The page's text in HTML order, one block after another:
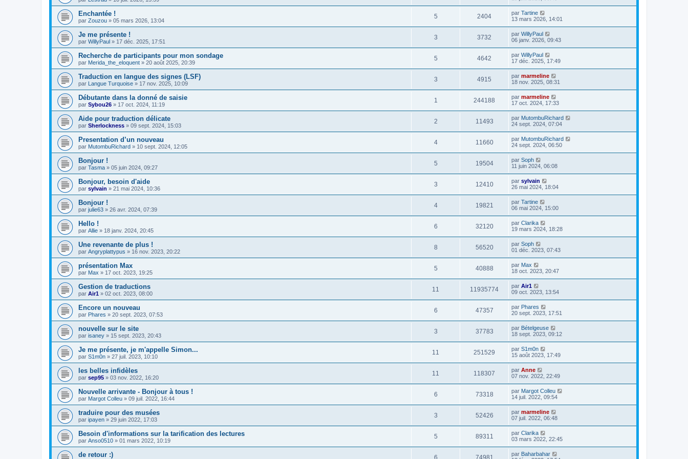
e
m
s
s
a
g
e
e
r
n
i
e
r
m
e
s
s
a
g
e
Enchantée !
par Zouzou » 05 mars 2026, 13:04
5 2404 par Tartine
13 mars 2026, 14:01
Je me présente !
par WillyPaul » 17 déc. 2025, 17:51
3 3732 par WillyPaul
06 janv. 2026, 09:43
Recherche de participants pour mon sondage
par Merida_the_eloquent » 20 août 2025, 20:39
5 4642 par WillyPaul
17 déc. 2025, 17:49
Traduction en langue des signes (LSF)
par Langue Turquoise » 17 nov. 2025, 10:09
3 4915 par marmeline
18 nov. 2025, 08:31
Débutante dans la donné de saisie
par Sybou26 » 17 oct. 2024, 11:19
1 244188 par marmeline
17 oct. 2024, 17:33
Aide pour traduction délicate
par Sherlockness » 09 sept. 2024, 15:03
2 11493 par MutombuRichard
24 sept. 2024, 07:04
Presentation d’un nouveau
par MutombuRichard » 10 sept. 2024, 12:05
4 11660 par MutombuRichard
24 sept. 2024, 06:50
Bonjour !
par Tasma » 05 juin 2024, 09:27
5 19504 par Soph
11 juin 2024, 06:08
Bonjour, besoin d'aide
par sylvain » 21 mai 2024, 10:36
3 12410 par sylvain
26 mai 2024, 18:04
Bonjour !
par julie63 » 26 avr. 2024, 07:39
4 19821 par Tartine
06 mai 2024, 15:00
Hello !
par Allie » 18 janv. 2024, 20:45
6 32120 par Clarika
19 mars 2024, 18:28
Une revenante de plus !
par Angryplattypus » 16 nov. 2023, 20:22
8 56520 par Soph
01 déc. 2023, 07:43
présentation Max
par Max » 17 oct. 2023, 19:25
5 40888 par Max
18 oct. 2023, 20:47
Gestion de traductions
par Air1 » 02 oct. 2023, 08:00
11 11935774 par Air1
09 oct. 2023, 13:54
Encore un nouveau
par Phares » 20 sept. 2023, 07:53
6 47357 par Phares
20 sept. 2023, 17:51
nouvelle sur le site
par isaney » 15 sept. 2023, 20:43
3 37783 par Bételgeuse
18 sept. 2023, 09:12
Je me présente, je m'appelle Simon...
par S1m0n » 27 juil. 2023, 10:10
11 251529 par S1m0n
15 août 2023, 17:49
les belles infidèles
par sep95 » 03 nov. 2022, 16:20
11 118307 par Anne
07 nov. 2022, 22:49
Nouvelle arrivante - Bonjour à tous !
par Margot Colleu » 09 juil. 2022, 16:44
6 73318 par Margot Colleu
14 juil. 2022, 09:54
traduire pour des musées
par ipayen » 29 juin 2022, 17:03
3 52426 par marmeline
07 juil. 2022, 06:48
Besoin d'informations sur la tarification des lectures
par Anso0510 » 01 mars 2022, 10:19
5 89311 par Clarika
03 mars 2022, 22:45
de retour :) 6 74981 par Baharbahar